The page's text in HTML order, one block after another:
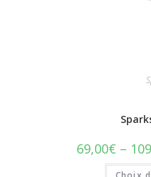
69,00€ –